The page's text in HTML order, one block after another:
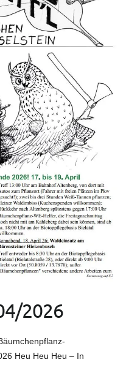
2026
Heu Heu Heu – In